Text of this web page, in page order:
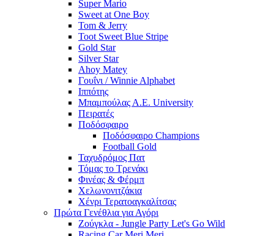
Super Mario
Sweet at One Boy
Tom & Jerry
Toot Sweet Blue Stripe
Gold Star
Silver Star
Ahoy Matey
Γουΐνι / Winnie Alphabet
Ιππότης
Μπαμπούλας Α.Ε. University
Πειρατές
Ποδόσφαιρο
Ποδόσφαιρο Champions
Football Gold
Ταχυδρόμος Πατ
Τόμας το Τρενάκι
Φινέας & Φέρμπ
Χελωνονιτζάκια
Χένρι Τερατοαγκαλίτσας
Πρώτα Γενέθλια για Αγόρι
Ζούγκλα - Jungle Party Let's Go Wild